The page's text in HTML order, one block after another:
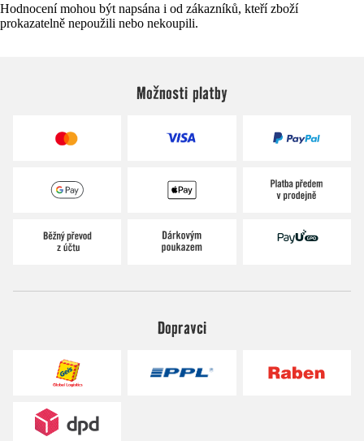
Hodnocení mohou být napsána i od zákazníků, kteří zboží
prokazatelně nepoužili nebo nekoupili.
Možnosti platby
Dopravci